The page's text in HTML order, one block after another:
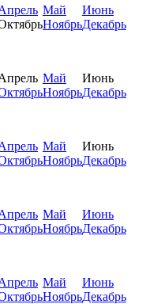
Май
Июнь
НоябрьДекабрь
Май
Июнь
НоябрьДекабрь
Май
Июнь
НоябрьДекабрь
Май
Июнь
НоябрьДекабрь
Май
Июнь
НоябрьДекабрь